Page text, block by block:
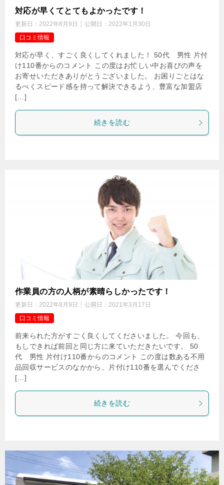
対応が早くてとてもよかったです！
更新日： 2022年8月9日 公開日： 2022年1月30日
口コミ情報
対応が早く、すごく良くしてくれました！ 50代 男性 片付
け110番からのコメント この度はお忙しい中お喜びの声を
お寄せいただきありがとうございました。 お困りごとはな
るべくスピード感を持って解決できるよう、豊富な加盟店
[…]
続きを読む
作業員の方の人柄が素晴らしかったです！
更新日： 2022年8月9日 公開日： 2021年3月17日
口コミ情報
前来られた方がすごく良くしてくださいました。 今回も、
もしできれば前回と同じ方に来ていただきたいです。 50
代 男性 片付け110番からのコメント この度は数ある不用
品回収サービスのなかから、片付け110番を選んでくださ
[…]
続きを読む